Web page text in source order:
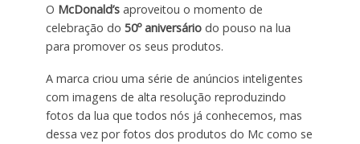
O McDonald’saproveitou o momento de
celebração do 50º aniversáriodo pouso na lua
para promover os seus produtos.
A marca criou uma série de anúncios inteligentes
com imagens de alta resolução reproduzindo
fotos da lua que todos nós já conhecemos, mas
dessa vez por fotos dos produtos do Mc como se